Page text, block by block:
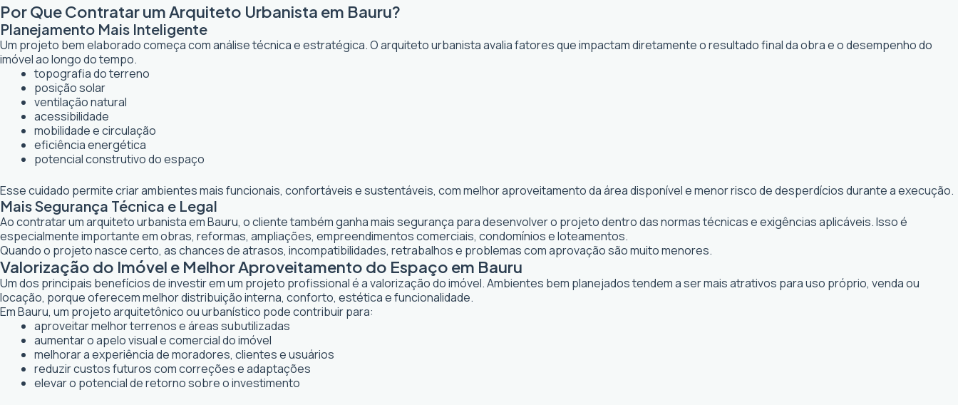
Por Que Contratar um Arquiteto Urbanista em Bauru?
Planejamento Mais Inteligente
Um projeto bem elaborado começa com análise técnica e estratégica. O arquiteto urbanista avalia fatores que impactam diretamente o resultado final da obra e o desempenho do
imóvel ao longo do tempo.
topografia do terreno
posição solar
ventilação natural
acessibilidade
mobilidade e circulação
eficiência energética
potencial construtivo do espaço
Esse cuidado permite criar ambientes mais funcionais, confortáveis e sustentáveis, com melhor aproveitamento da área disponível e menor risco de desperdícios durante a execução.
Mais Segurança Técnica e Legal
Ao contratar um arquiteto urbanista em Bauru, o cliente também ganha mais segurança para desenvolver o projeto dentro das normas técnicas e exigências aplicáveis. Isso é
especialmente importante em obras, reformas, ampliações, empreendimentos comerciais, condomínios e loteamentos.
Quando o projeto nasce certo, as chances de atrasos, incompatibilidades, retrabalhos e problemas com aprovação são muito menores.
Valorização do Imóvel e Melhor Aproveitamento do Espaço em Bauru
Um dos principais benefícios de investir em um projeto profissional é a valorização do imóvel. Ambientes bem planejados tendem a ser mais atrativos para uso próprio, venda ou
locação, porque oferecem melhor distribuição interna, conforto, estética e funcionalidade.
Em Bauru, um projeto arquitetônico ou urbanístico pode contribuir para:
aproveitar melhor terrenos e áreas subutilizadas
aumentar o apelo visual e comercial do imóvel
melhorar a experiência de moradores, clientes e usuários
reduzir custos futuros com correções e adaptações
elevar o potencial de retorno sobre o investimento